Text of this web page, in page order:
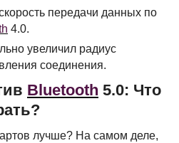
передачи данных по
4.0.
увеличил радиус
соединения.
Bluetooth 5.0: Что
лучше? На самом деле,